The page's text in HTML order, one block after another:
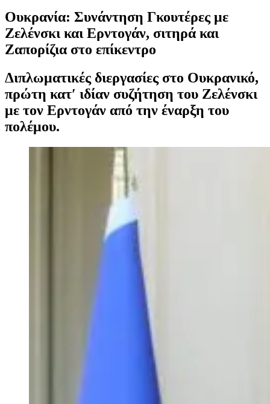
Ουκρανία: Συνάντηση Γκουτέρες με
Ζελένσκι και Ερντογάν, σιτηρά και
Ζαπορίζια στο επίκεντρο
Διπλωματικές διεργασίες στο Ουκρανικό,
πρώτη κατ′ ιδίαν συζήτηση του Ζελένσκι
με τον Ερντογάν από την έναρξη του
πολέμου.